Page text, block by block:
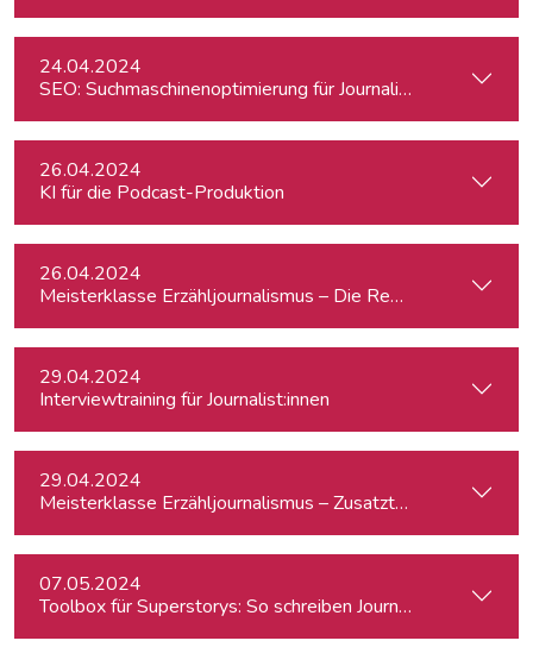
24.04.2024
SEO: Suchmaschinenoptimierung für Journalist:innen
26.04.2024
KI für die Podcast-Produktion
26.04.2024
Meisterklasse Erzähljournalismus – Die
29.04.2024
Interviewtraining für Journalist:innen
29.04.2024
Meisterklasse Erzähljournalismus – Zusatztermin
07.05.2024
Toolbox für Superstorys: So schreiben Journalist:innen